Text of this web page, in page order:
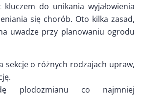
do unikania wyjałowienia
się chorób. Oto kilka zasad,
uwadze przy planowaniu ogrodu
sekcje o różnych rodzajach upraw,
plodozmianu co najmniej